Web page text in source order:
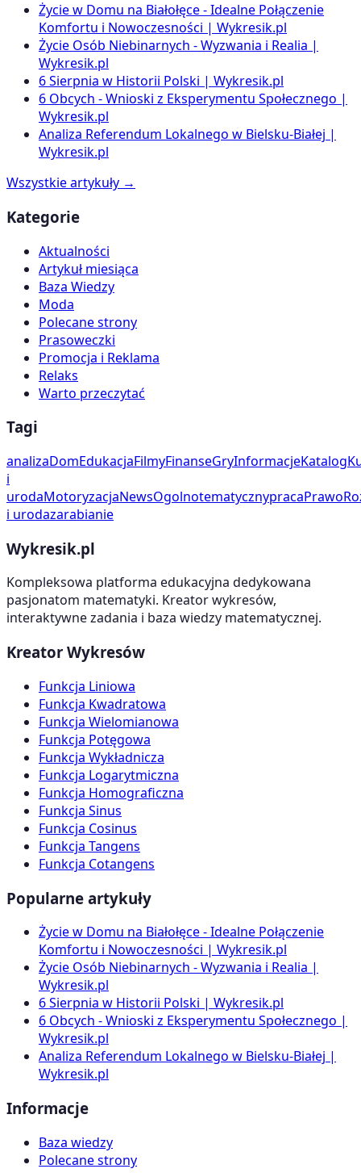
Życie w Domu na Białołęce - Idealne Połączenie
Komfortu i Nowoczesności | Wykresik.pl
Życie Osób Niebinarnych - Wyzwania i Realia |
Wykresik.pl
6 Sierpnia w Historii Polski | Wykresik.pl
6 Obcych - Wnioski z Eksperymentu Społecznego |
Wykresik.pl
Analiza Referendum Lokalnego w Bielsku-Białej |
Wykresik.pl
Wszystkie artykuły →
Kategorie
Aktualności
Artykuł miesiąca
Baza Wiedzy
Moda
Polecane strony
Prasoweczki
Promocja i Reklama
Relaks
Warto przeczytać
Tagi
analizaDomEdukacjaFilmyFinanseGryInformacjeKatalog
i
urodaMotoryzacjaNewsOgolnotematycznypracaPrawo
i urodazarabianie
Wykresik.pl
Kompleksowa platforma edukacyjna dedykowana
pasjonatom matematyki. Kreator wykresów,
interaktywne zadania i baza wiedzy matematycznej.
Kreator Wykresów
Funkcja Liniowa
Funkcja Kwadratowa
Funkcja Wielomianowa
Funkcja Potęgowa
Funkcja Wykładnicza
Funkcja Logarytmiczna
Funkcja Homograficzna
Funkcja Sinus
Funkcja Cosinus
Funkcja Tangens
Funkcja Cotangens
Popularne artykuły
Życie w Domu na Białołęce - Idealne Połączenie
Komfortu i Nowoczesności | Wykresik.pl
Życie Osób Niebinarnych - Wyzwania i Realia |
Wykresik.pl
6 Sierpnia w Historii Polski | Wykresik.pl
6 Obcych - Wnioski z Eksperymentu Społecznego |
Wykresik.pl
Analiza Referendum Lokalnego w Bielsku-Białej |
Wykresik.pl
Informacje
Baza wiedzy
Polecane strony